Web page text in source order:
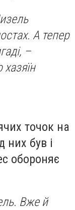
А тепер
–
точок на
них був і
обороняє
Вже й